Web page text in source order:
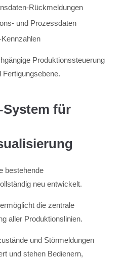
Rückmeldungen
und Prozessdaten
Produktionssteuerung
System für
bestehende
neu entwickelt.
die zentrale
aller Produktionslinien.
und Störmeldungen
und stehen Bedienern,